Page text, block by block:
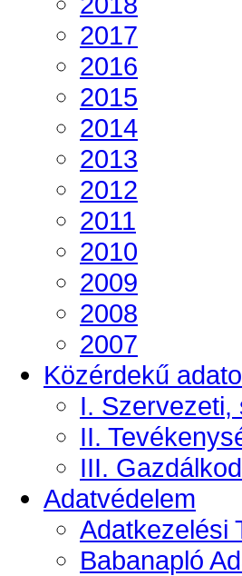
2017
2016
2015
2014
2013
2012
2011
2010
2009
2008
2007
Közérdekű
I. Szervezeti,
II.
III.
Adatvédelem
Adatkezelési
Babanapló